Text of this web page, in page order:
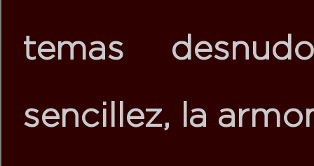
temas
sencillez, la